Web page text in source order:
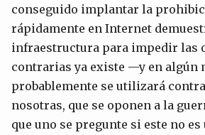
conseguido implantar la
rápidamente en Internet
infraestructura para impedir las
contrarias ya existe —y en algún
probablemente se utilizará
nosotras, que se oponen a la
que uno se pregunte si este no